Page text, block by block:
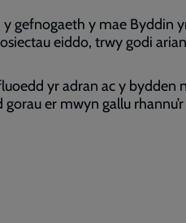
gefnogaeth y mae Byddin
eiddo, trwy godi
yr adran ac y bydden
er mwyn gallu rhannu’r